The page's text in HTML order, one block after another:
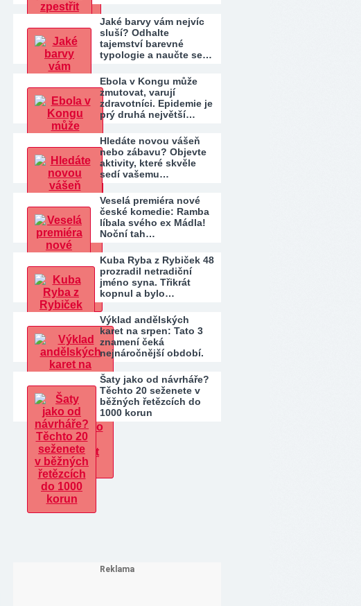
Jaké barvy vám nejvíc
sluší? Odhalte
tajemství barevné
typologie a naučte se…
Ebola v Kongu může
zmutovat, varují
zdravotníci. Epidemie je
prý druhá největší…
Hledáte novou vášeň
nebo zábavu? Objevte
aktivity, které skvěle
sedí vašemu…
Veselá premiéra nové
české komedie: Ramba
líbala svého ex Mádla!
Noční tah…
Kuba Ryba z Rybiček 48
prozradil netradiční
jméno syna. Třikrát
kopnul a bylo…
Výklad andělských
karet na srpen: Tato 3
znamení čeká
nejnáročnější období.
Šaty jako od návrháře?
Těchto 20 seženete v
běžných řetězcích do
1000 korun